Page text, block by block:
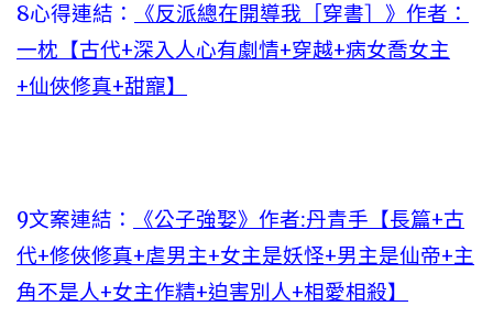
8心得連結：
《反派總在開導我［穿書］》作者：
一枕【古代+深入人心有劇情+穿越+病女喬女主
+仙俠修真+甜寵】
9文案連結：
《公子強娶》作者:丹青手【長篇+古
代+修俠修真+虐男主+女主是妖怪+男主是仙帝+主
角不是人+女主作精+迫害別人+相愛相殺】